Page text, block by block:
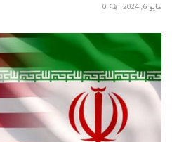
مايو 6, 2024 0